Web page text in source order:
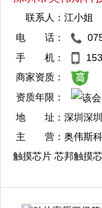
联系人：江小姐
QQ：
复制
QQ：
复制
电 话：
手 机：
商家资质：
资质年限：
地 址：深圳深
厦A座7
主 营：奥伟斯
触摸芯片 芯邦触摸